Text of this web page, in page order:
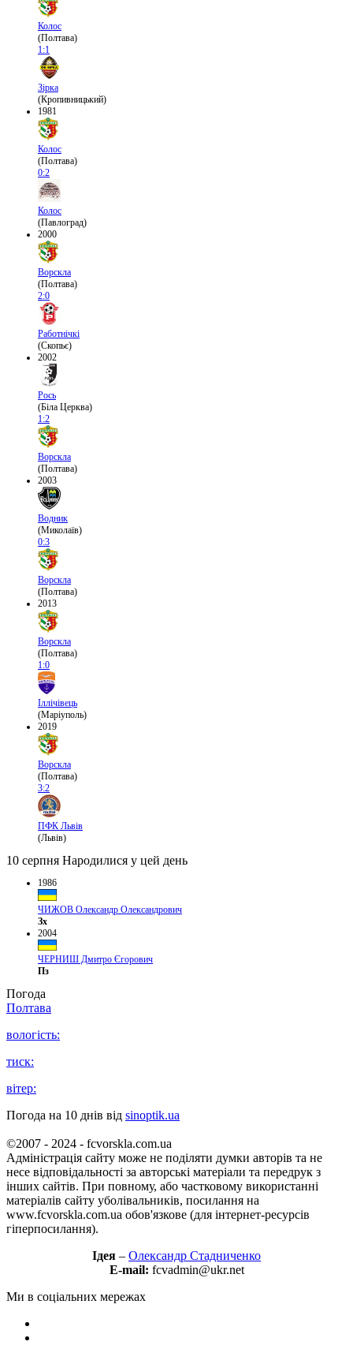
Колос
(Полтава)
1:1
Зірка
(Кропивницький)
1981
Колос
(Полтава)
0:2
Колос
(Павлоград)
2000
Ворскла
(Полтава)
2:0
Работнічкі
(Скопьє)
2002
Рось
(Біла Церква)
1:2
Ворскла
(Полтава)
2003
Водник
(Миколаїв)
0:3
Ворскла
(Полтава)
2013
Ворскла
(Полтава)
1:0
Іллічівець
(Маріуполь)
2019
Ворскла
(Полтава)
3:2
ПФК Львів
(Львів)
10 серпня Народилися у цей день
1986
ЧИЖОВ Олександр Олександрович
Зх
2004
ЧЕРНИШ Дмитро Єгорович
Пз
Погода
Полтава
вологість:
тиск:
вітер:
Погода на 10 днів від sinoptik.ua
©2007 - 2024 - fcvorskla.com.ua
Адміністрація сайту може не поділяти думки авторів та не
несе відповідальності за авторські матеріали та передрук з
інших сайтів. При повному, або частковому використанні
матеріалів сайту уболівальників, посилання на
www.fcvorskla.com.ua обов'язкове (для інтернет-ресурсів
гіперпосилання).
Ідея – Олександр Стадниченко
E-mail: fcvadmin@ukr.net
Ми в соціальних мережах